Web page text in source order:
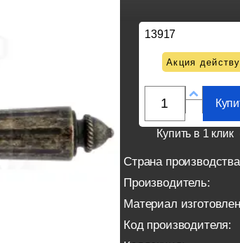
13917
Акция
Купить в 1 клик
Страна
Производитель:
Материал
Код производителя: